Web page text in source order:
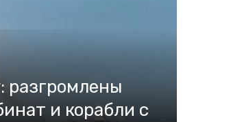
разгромлены
и корабли с